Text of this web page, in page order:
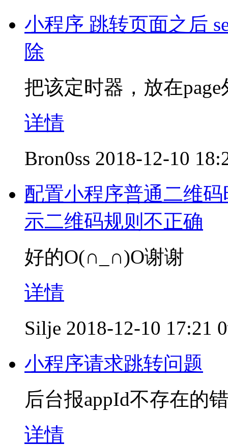
小程序 跳转页面之后
除
把该定时器，放在page
详情
Bron0ss 2018-12-10
配置小程序普通二维
示二维码规则不正确
好的O(∩_∩)O谢谢
详情
Silje 2018-12-10 17:21
小程序请求跳转问题
后台报appId不存在的
详情